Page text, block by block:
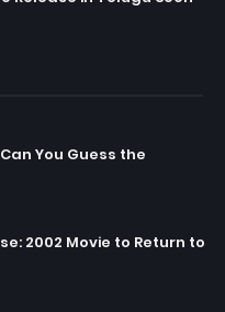
You Guess the
2002 Movie to Return to